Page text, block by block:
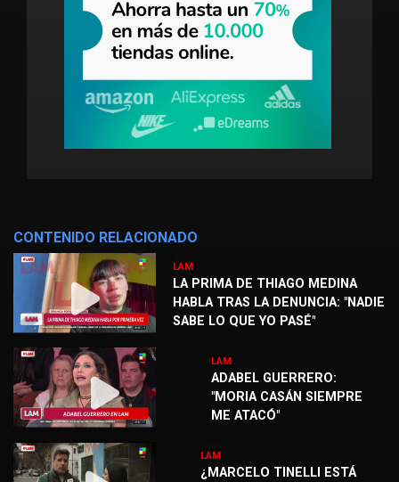
CONTENIDO RELACIONADO
LAM
LA PRIMA DE THIAGO MEDINA
HABLA TRAS LA DENUNCIA: "NADIE
SABE LO QUE YO PASÉ"
LAM
ADABEL GUERRERO:
"MORIA CASÁN SIEMPRE
ME ATACÓ"
LAM
¿MARCELO TINELLI ESTÁ